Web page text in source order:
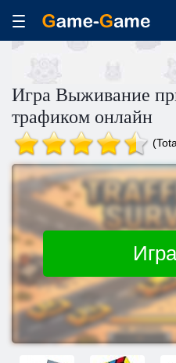
Игра Выживание
трафиком онлайн